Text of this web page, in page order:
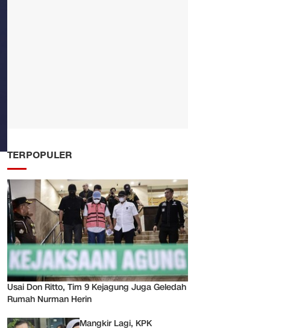
TERPOPULER
Usai Don Ritto, Tim 9 Kejagung Juga Geledah
Rumah Nurman Herin
Mangkir Lagi, KPK